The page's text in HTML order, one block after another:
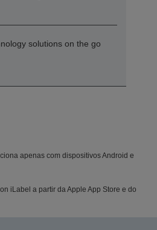
solutions on the go
apenas com dispositivos Android e
iLabel a partir da Apple App Store e do